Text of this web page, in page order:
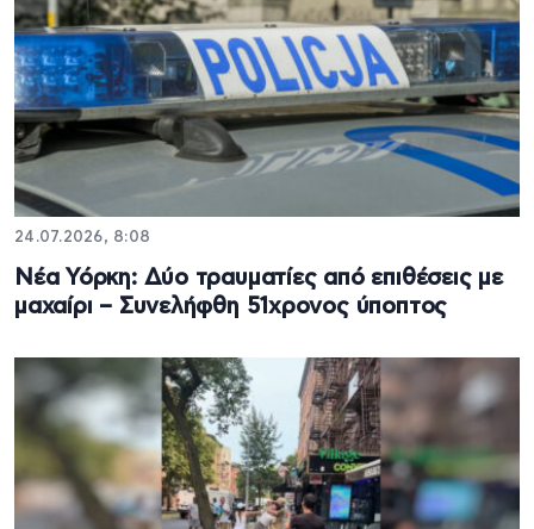
24.07.2026, 8:08
Νέα Υόρκη: Δύο τραυματίες από επιθέσεις με
μαχαίρι – Συνελήφθη 51χρονος ύποπτος